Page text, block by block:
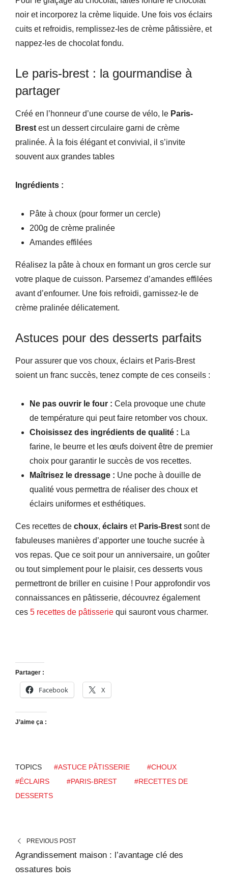
noir et incorporez la crème liquide. Une fois vos éclairs
cuits et refroidis, remplissez-les de crème pâtissière, et
nappez-les de chocolat fondu.
Le paris-brest : la gourmandise à
partager
Créé en l’honneur d’une course de vélo, le Paris-
Brest est un dessert circulaire garni de crème
pralinée. À la fois élégant et convivial, il s’invite
souvent aux grandes tables
Ingrédients :
Pâte à choux (pour former un cercle)
200g de crème pralinée
Amandes effilées
Réalisez la pâte à choux en formant un gros cercle sur
votre plaque de cuisson. Parsemez d’amandes effilées
avant d’enfourner. Une fois refroidi, garnissez-le de
crème pralinée délicatement.
Astuces pour des desserts parfaits
Pour assurer que vos choux, éclairs et Paris-Brest
soient un franc succès, tenez compte de ces conseils :
Ne pas ouvrir le four : Cela provoque une chute
de température qui peut faire retomber vos choux.
Choisissez des ingrédients de qualité : La
farine, le beurre et les œufs doivent être de premier
choix pour garantir le succès de vos recettes.
Maîtrisez le dressage : Une poche à douille de
qualité vous permettra de réaliser des choux et
éclairs uniformes et esthétiques.
Ces recettes de choux, éclairs et Paris-Brest sont de
fabuleuses manières d’apporter une touche sucrée à
vos repas. Que ce soit pour un anniversaire, un goûter
ou tout simplement pour le plaisir, ces desserts vous
permettront de briller en cuisine ! Pour approfondir vos
connaissances en pâtisserie, découvrez également
ces 5 recettes de pâtisserie qui sauront vous charmer.
Partager :
Facebook X
J’aime ça :
TOPICS #ASTUCE PÂTISSERIE
#CHOUX
#ÉCLAIRS
#PARIS-BREST
#RECETTES DE
DESSERTS
PREVIOUS POST
Agrandissement maison : l’avantage clé des
ossatures bois